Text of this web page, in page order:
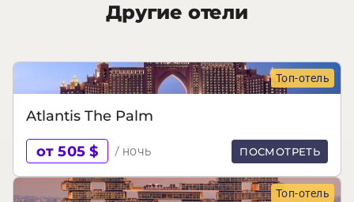
Другие отели
Топ-отель
Atlantis The Palm
от 505 $ / ночь ПОСМОТРЕТЬ
Топ-отель